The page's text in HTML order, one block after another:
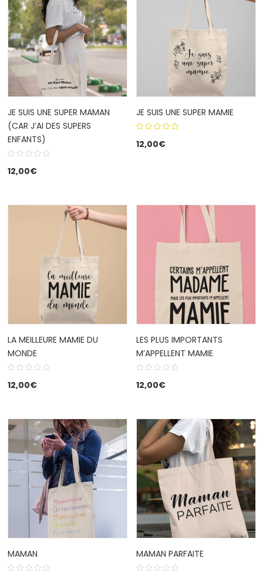
JE SUIS UNE SUPER MAMAN
(CAR J’AI DES SUPERS
ENFANTS)
12,00€
JE SUIS UNE SUPER MAMIE
5.00out
12,00€
LA MEILLEURE MAMIE DU
MONDE
12,00€
LES PLUS IMPORTANTS
M’APPELLENT MAMIE
12,00€
MAMAN MAMAN PARFAITE